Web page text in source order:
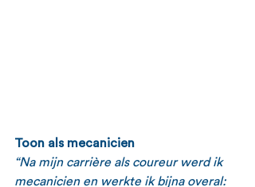
Toon als mecanicien
“Na mijn carrière als coureur werd ik
mecanicien en werkte ik bijna overal: